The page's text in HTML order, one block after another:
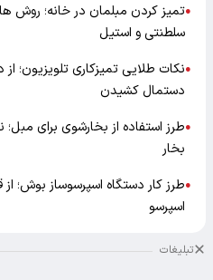
●تمیز کردن مبلمان در خانه؛ روش
سلطنتی و استیل
●نکات طلایی تمیزکاری تلویزیون؛
دستمال کشیدن
●طرز استفاده از بخارشوی برای
بخار
●طرز کار دستگاه اسپرسوساز بوش؛
اسپرسو
تبلیغات